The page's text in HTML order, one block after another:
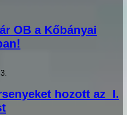
OB a Kőbányai
hozott az I.